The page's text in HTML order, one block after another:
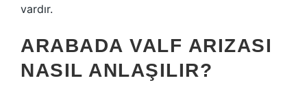
vardır.
ARABADA VALF ARIZASI
NASIL ANLAŞILIR?